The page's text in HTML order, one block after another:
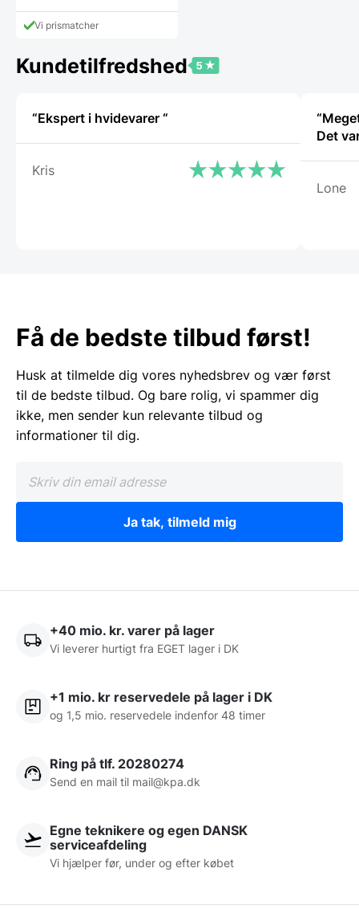
Vi prismatcher
Kundetilfredshed
“Ekspert i hvidevarer “
Kris
Det
Lone
Få de bedste tilbud først!
Husk at tilmelde dig vores nyhedsbrev og vær først
til de bedste tilbud. Og bare rolig, vi spammer dig
ikke, men sender kun relevante tilbud og
informationer til dig.
Ja tak, tilmeld mig
+40 mio. kr. varer på lager
Vi leverer hurtigt fra EGET lager i DK
+1 mio. kr reservedele på lager i DK
og 1,5 mio. reservedele indenfor 48 timer
Ring på tlf. 20280274
Send en mail til mail@kpa.dk
Egne teknikere og egen DANSK
serviceafdeling
Vi hjælper før, under og efter købet